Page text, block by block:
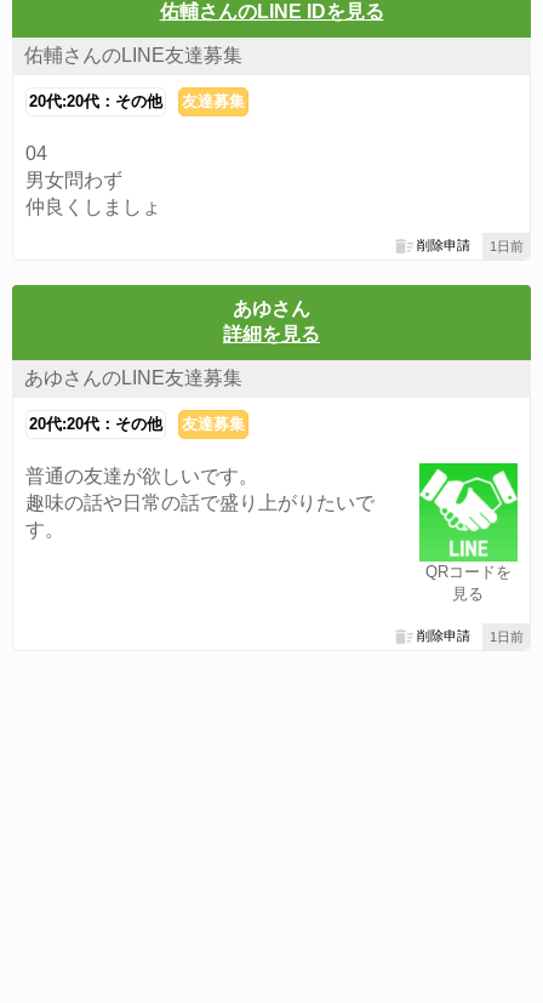
佑輔さんのLINE IDを見る
佑輔さんのLINE友達募集
20代:20代：その他 友達募集
04
男女問わず
仲良くしましょ
1日前
削除申請
あゆさん
詳細を見る
あゆさんのLINE友達募集
20代:20代：その他 友達募集
QRコードを
見る
普通の友達が欲しいです。
趣味の話や日常の話で盛り上がりたいで
す。
1日前
削除申請